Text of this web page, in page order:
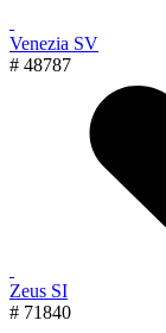
Venezia SV
# 48787
Zeus SI
# 71840